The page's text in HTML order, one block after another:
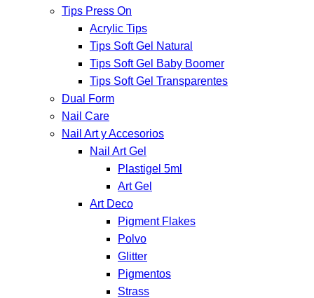
Tips Press On
Acrylic Tips
Tips Soft Gel Natural
Tips Soft Gel Baby Boomer
Tips Soft Gel Transparentes
Dual Form
Nail Care
Nail Art y Accesorios
Nail Art Gel
Plastigel 5ml
Art Gel
Art Deco
Pigment Flakes
Polvo
Glitter
Pigmentos
Strass